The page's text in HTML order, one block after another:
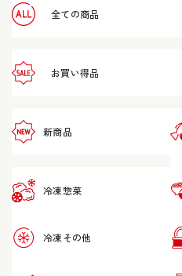
全ての商品
お買い得品
新商品
冷凍惣菜
冷凍その他